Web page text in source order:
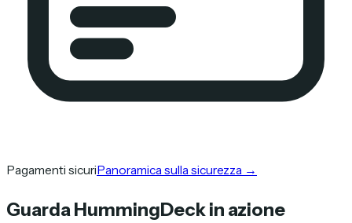
Pagamenti sicuriPanoramica sulla sicurezza →
Guarda HummingDeck in azione